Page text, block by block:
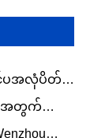
ြင်ပအလုံပိတ်
သော အပူ
းအတွက်